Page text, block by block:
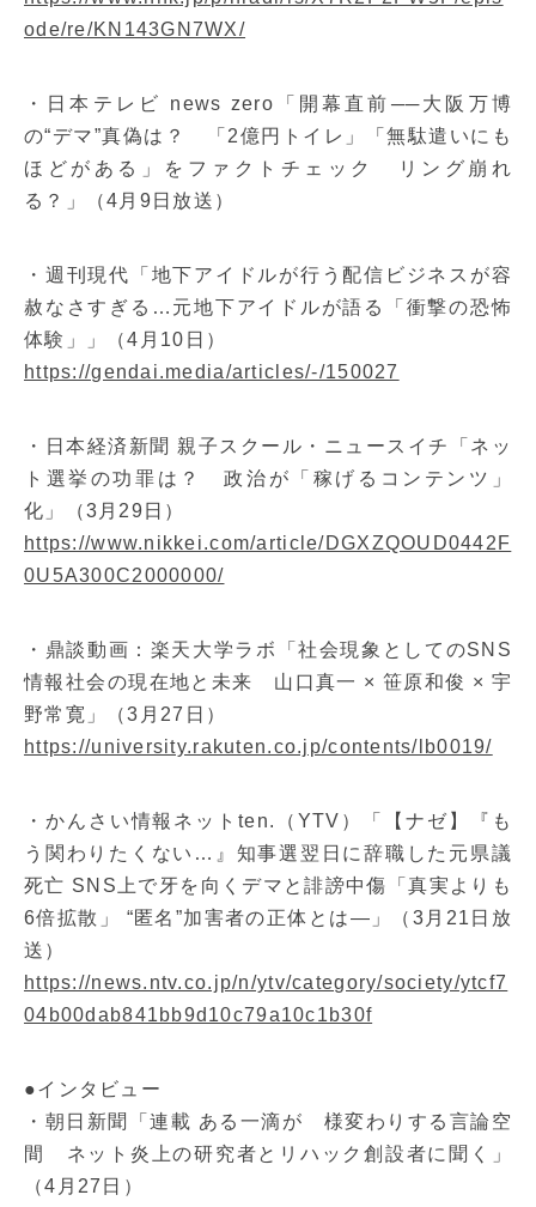
ode/re/KN143GN7WX/
・日本テレビ news zero「開幕直前──大阪万博
の“デマ”真偽は？ 「2億円トイレ」「無駄遣いにも
ほどがある」をファクトチェック リング崩れ
る？」（4月9日放送）
・週刊現代「地下アイドルが行う配信ビジネスが容
赦なさすぎる…元地下アイドルが語る「衝撃の恐怖
体験」」（4月10日）
https://gendai.media/articles/-/150027
・日本経済新聞 親子スクール・ニュースイチ「ネッ
ト選挙の功罪は？ 政治が「稼げるコンテンツ」
化」（3月29日）
https://www.nikkei.com/article/DGXZQOUD0442F
0U5A300C2000000/
・鼎談動画：楽天大学ラボ「社会現象としてのSNS
情報社会の現在地と未来 山口真一 × 笹原和俊 × 宇
野常寛」（3月27日）
https://university.rakuten.co.jp/contents/lb0019/
・かんさい情報ネットten.（YTV）「【ナゼ】『も
う関わりたくない…』知事選翌日に辞職した元県議
死亡 SNS上で牙を向くデマと誹謗中傷「真実よりも
6倍拡散」 “匿名”加害者の正体とは―」（3月21日放
送）
https://news.ntv.co.jp/n/ytv/category/society/ytcf7
04b00dab841bb9d10c79a10c1b30f
●インタビュー
・朝日新聞「連載 ある一滴が 様変わりする言論空
間 ネット炎上の研究者とリハック創設者に聞く」
（4月27日）